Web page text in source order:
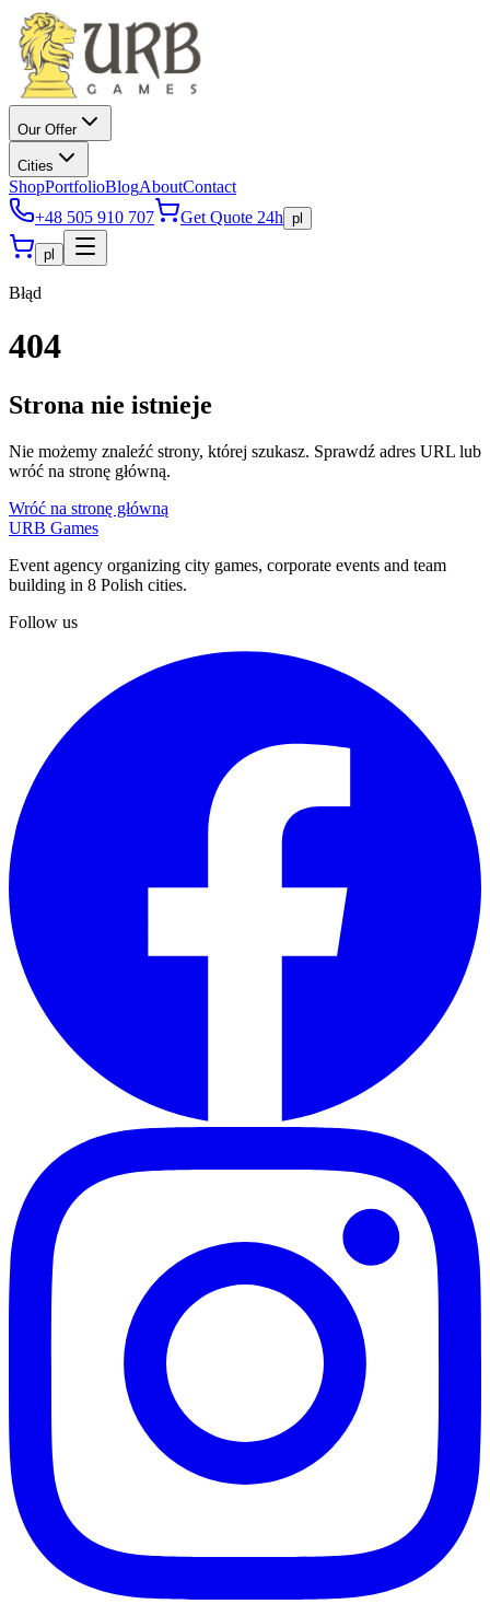
Our Offer
Cities
ShopPortfolioBlogAboutContact
+48 505 910 707
Get Quote 24h pl
pl
Błąd
404
Strona nie istnieje
Nie możemy znaleźć strony, której szukasz. Sprawdź adres URL lub
wróć na stronę główną.
Wróć na stronę główną
URB Games
Event agency organizing city games, corporate events and team
building in 8 Polish cities.
Follow us